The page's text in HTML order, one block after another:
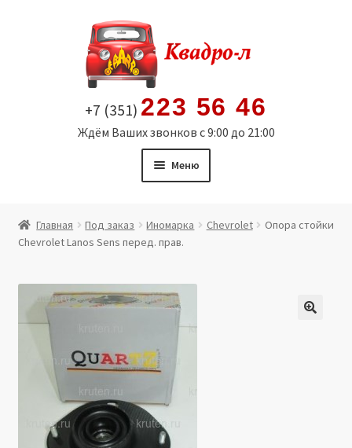
содержимому
+7 (351) 223 56 46
Ждём Ваших звонков с 9:00 до 21:00
Меню
Витрина
Мой аккаунт
Политика в отношении обработки персональных
данных
Производители
Юридические данные
Главная Под заказ Иномарка Chevrolet
Опора стойки
Chevrolet Lanos Sens перед. прав.